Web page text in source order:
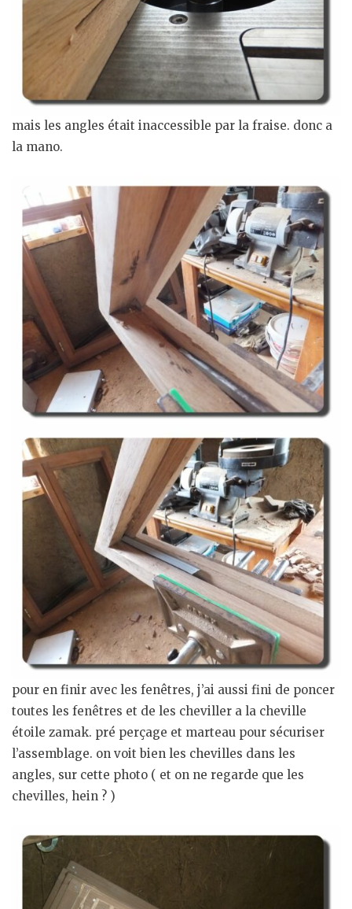
mais les angles était inaccessible par la fraise. donc a
la mano.
pour en finir avec les fenêtres, j’ai aussi fini de poncer
toutes les fenêtres et de les cheviller a la cheville
étoile zamak. pré perçage et marteau pour sécuriser
l’assemblage. on voit bien les chevilles dans les
angles, sur cette photo ( et on ne regarde que les
chevilles, hein ? )